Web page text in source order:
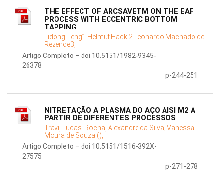
THE EFFECT OF ARCSAVETM ON THE EAF
PROCESS WITH ECCENTRIC BOTTOM
TAPPING
Lidong Teng1 Helmut Hackl2 Leonardo Machado de
Rezende3,
Artigo Completo – doi 10.5151/1982-9345-
26378
p-244-251
NITRETAÇÃO A PLASMA DO AÇO AISI M2 A
PARTIR DE DIFERENTES PROCESSOS
Travi, Lucas; Rocha, Alexandre da Silva; Vanessa
Moura de Souza (),
Artigo Completo – doi 10.5151/1516-392X-
27575
p-271-278